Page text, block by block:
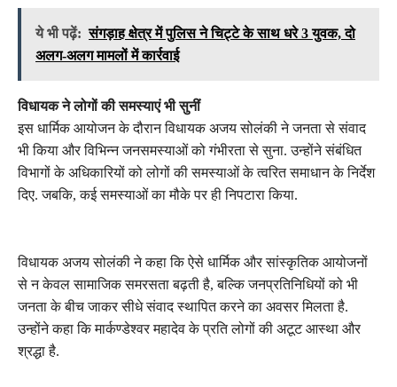
ये भी पढ़ें: संगड़ाह क्षेत्र में पुलिस ने चिट्टे के साथ धरे 3 युवक, दो
अलग-अलग मामलों में कार्रवाई
विधायक ने लोगों की समस्याएं भी सुनीं
इस धार्मिक आयोजन के दौरान विधायक अजय सोलंकी ने जनता से संवाद
भी किया और विभिन्न जनसमस्याओं को गंभीरता से सुना. उन्होंने संबंधित
विभागों के अधिकारियों को लोगों की समस्याओं के त्वरित समाधान के निर्देश
दिए. जबकि, कई समस्याओं का मौके पर ही निपटारा किया.
विधायक अजय सोलंकी ने कहा कि ऐसे धार्मिक और सांस्कृतिक आयोजनों
से न केवल सामाजिक समरसता बढ़ती है, बल्कि जनप्रतिनिधियों को भी
जनता के बीच जाकर सीधे संवाद स्थापित करने का अवसर मिलता है.
उन्होंने कहा कि मार्कण्डेश्वर महादेव के प्रति लोगों की अटूट आस्था और
श्रद्धा है.